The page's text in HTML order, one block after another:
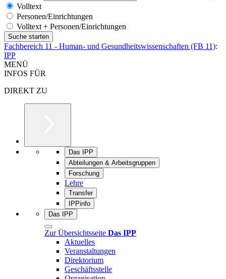
Volltext
Personen/Einrichtungen
Volltext + Personen/Einrichtungen
Fachbereich 11 - Human- und Gesundheitswissenschaften (FB 11):
IPP
MENÜ
INFOS FÜR
DIREKT ZU
Das IPP
Abteilungen & Arbeitsgruppen
Forschung
Lehre
Transfer
IPPinfo
Das IPP
Zur Übersichtsseite Das IPP
Aktuelles
Veranstaltungen
Direktorium
Geschäftsstelle